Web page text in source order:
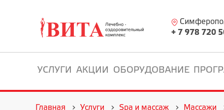
+ 7 978 720
УСЛУГИ АКЦИИ ОБОРУДОВАНИЕ
Главная Услуги Spa и массаж Массажи